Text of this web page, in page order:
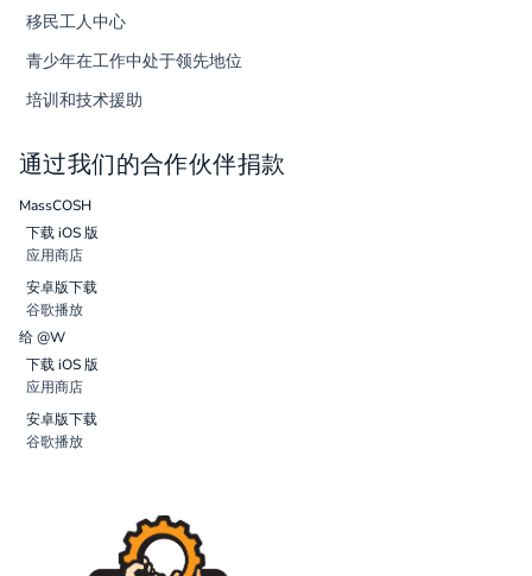
移民工人中心
青少年在工作中处于领先地位
培训和技术援助
通过我们的合作伙伴捐款
MassCOSH
下载 iOS 版
应用商店
安卓版下载
谷歌播放
给 @W
下载 iOS 版
应用商店
安卓版下载
谷歌播放